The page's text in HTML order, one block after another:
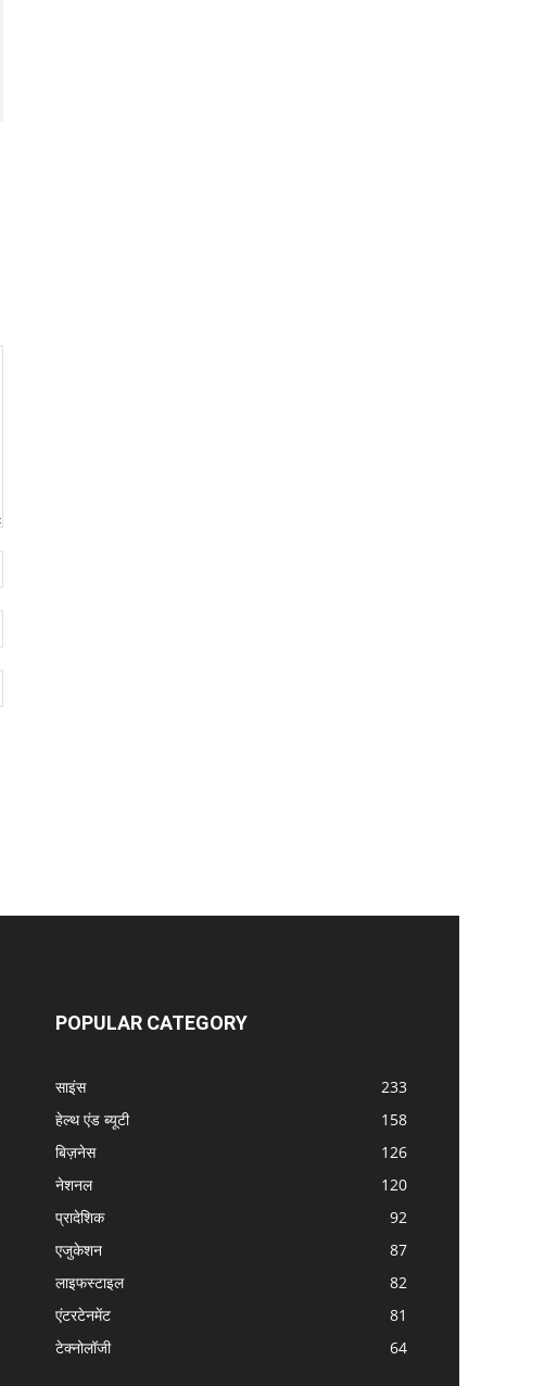
POPULAR CATEGORY
साइंस
233
हेल्थ एंड ब्यूटी
158
बिज़नेस
126
नेशनल
120
प्रादेशिक
92
एजुकेशन
87
लाइफस्टाइल
82
एंटरटेनमेंट
81
टेक्नोलॉजी
64